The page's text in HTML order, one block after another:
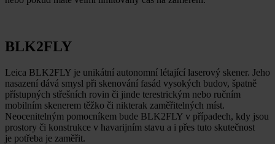
BLK2FLY
Leica BLK2FLY je unikátní autonomní létající laserový skener. Jeho
nasazení dává smysl při skenování fasád vysokých budov, špatně
přístupných střešních rovin či jinde terestrickým nebo ručním
mobilním skenerem těžko či nikterak zaměřitelných míst.
Neocenitelným pomocníkem bude BLK2FLY v případech, kdy jsou
prostory či konstrukce v havarijním stavu a i přes tuto skutečnost
je potřeba je zaměřit.